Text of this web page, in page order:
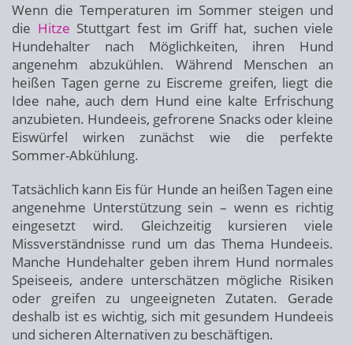
Wenn die Temperaturen im Sommer steigen und
die Hitze Stuttgart fest im Griff hat, suchen viele
Hundehalter nach Möglichkeiten, ihren Hund
angenehm abzukühlen. Während Menschen an
heißen Tagen gerne zu Eiscreme greifen, liegt die
Idee nahe, auch dem Hund eine kalte Erfrischung
anzubieten. Hundeeis, gefrorene Snacks oder kleine
Eiswürfel wirken zunächst wie die perfekte
Sommer-Abkühlung.
Tatsächlich kann Eis für Hunde an heißen Tagen eine
angenehme Unterstützung sein – wenn es richtig
eingesetzt wird. Gleichzeitig kursieren viele
Missverständnisse rund um das Thema Hundeeis.
Manche Hundehalter geben ihrem Hund normales
Speiseeis, andere unterschätzen mögliche Risiken
oder greifen zu ungeeigneten Zutaten. Gerade
deshalb ist es wichtig, sich mit gesundem Hundeeis
und sicheren Alternativen zu beschäftigen.